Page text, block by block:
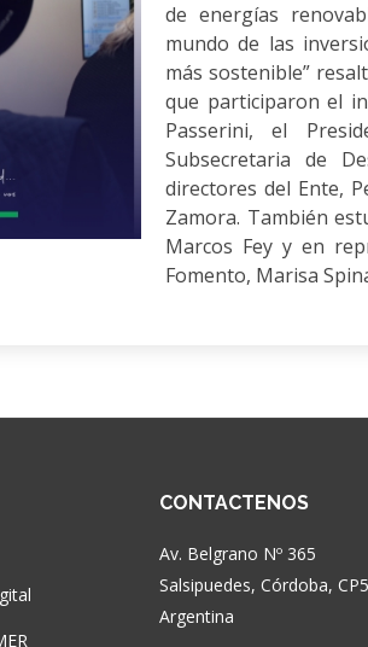
de energías
mundo de las
más sostenible”
que participaron el
Passerini, el
Subsecretaria de
directores del Ente,
Zamora. También
Marcos Fey y en
Fomento, Marisa
CONTACTENOS
Av. Belgrano Nº 365
Salsipuedes, Córdoba,
Argentina